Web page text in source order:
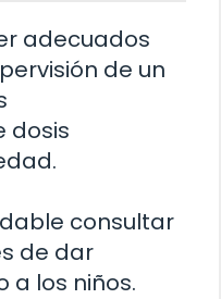
adecuados
de un
dosis
consultar
de dar
a los niños.